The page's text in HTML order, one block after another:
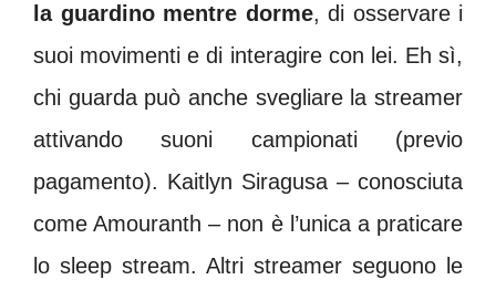
la guardino mentre dorme, di osservare i
suoi movimenti e di interagire con lei. Eh sì,
chi guarda può anche svegliare la streamer
attivando suoni campionati (previo
pagamento). Kaitlyn Siragusa – conosciuta
come Amouranth – non è l’unica a praticare
lo sleep stream. Altri streamer seguono le